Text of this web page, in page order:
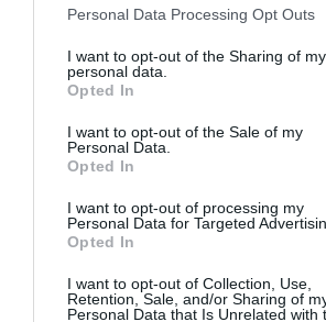
Personal Data Processing Opt Outs
I want to opt-out of the Sharing of my
personal data.
Opted In
I want to opt-out of the Sale of my
Personal Data.
Opted In
I want to opt-out of processing my
Personal Data for Targeted
Opted In
I want to opt-out of Collection, Use,
Retention, Sale, and/or Sharing of
Personal Data that Is Unrelated with
Όπως πιθανή είναι η εσωτερική
τέτοιο θα οδηγούσε σε απώλεια του
Εμείς απλώς θα έρθουμε να